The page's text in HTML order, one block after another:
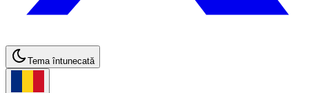
Tema întunecată